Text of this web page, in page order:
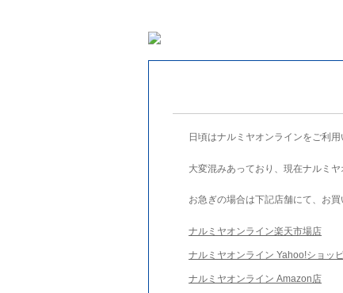
日頃はナルミヤオンラインをご利
大変混みあっており、現在ナルミ
お急ぎの場合は下記店舗にて、お買
ナルミヤオンライン楽天市場店
ナルミヤオンライン Yahoo!ショッ
ナルミヤオンライン Amazon店